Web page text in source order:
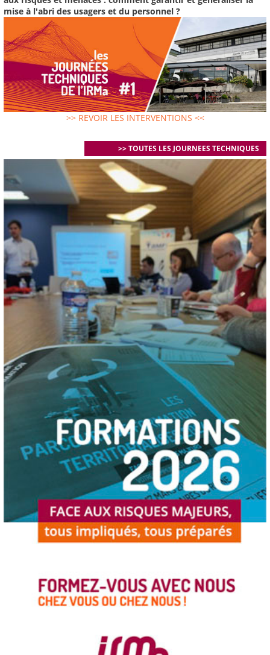
mise à l'abri des usagers et du personnel ?
>> REVOIR LES INTERVENTIONS <<
>> TOUTES LES JOURNEES TECHNIQUES